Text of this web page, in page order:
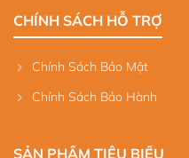
CHÍNH SÁCH HỖ TRỢ
Chính Sách Bảo Mật
Chính Sách Bảo Hành
SẢN PHẨM TIÊU BIỂU